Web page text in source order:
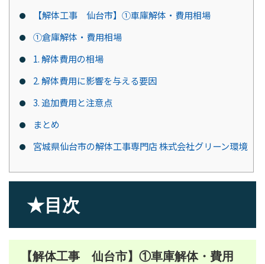
【解体工事 仙台市】①車庫解体・費用相場
①倉庫解体・費用相場
1. 解体費用の相場
2. 解体費用に影響を与える要因
3. 追加費用と注意点
まとめ
宮城県仙台市の解体工事専門店 株式会社グリーン環境
★目次
【解体工事 仙台市】①車庫解体・費用